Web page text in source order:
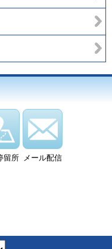
留所 メール配信